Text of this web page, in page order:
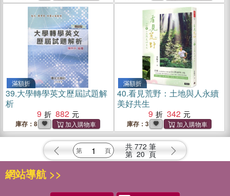
滿額折
39.大學轉學英文歷屆試題解
析
9
882
庫存：8
滿額折
40.看見荒野：土地與人永續
美好共生
9
342
庫存：3
共 772 筆
第 20 頁
網站導航 >>